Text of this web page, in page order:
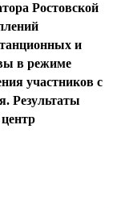
Ростовской
и
в режиме
участников с
Результаты